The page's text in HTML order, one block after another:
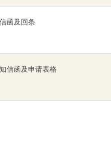
函及回条
信函及申请表格